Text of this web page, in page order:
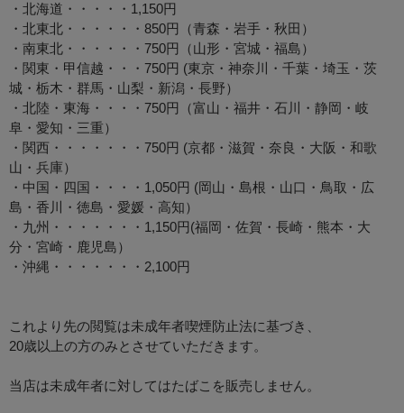
・北海道・・・・・1,150円
・北東北・・・・・・850円（青森・岩手・秋田）
・南東北・・・・・・750円（山形・宮城・福島）
・関東・甲信越・・・750円 (東京・神奈川・千葉・埼玉・茨
城・栃木・群馬・山梨・新潟・長野）
・北陸・東海・・・・750円（富山・福井・石川・静岡・岐
阜・愛知・三重）
・関西・・・・・・・750円 (京都・滋賀・奈良・大阪・和歌
山・兵庫）
・中国・四国・・・・1,050円 (岡山・島根・山口・鳥取・広
島・香川・徳島・愛媛・高知）
・九州・・・・・・・1,150円(福岡・佐賀・長崎・熊本・大
分・宮崎・鹿児島）
・沖縄・・・・・・・2,100円
これより先の閲覧は未成年者喫煙防止法に基づき、
20歳以上の方のみとさせていただきます。
当店は未成年者に対してはたばこを販売しません。